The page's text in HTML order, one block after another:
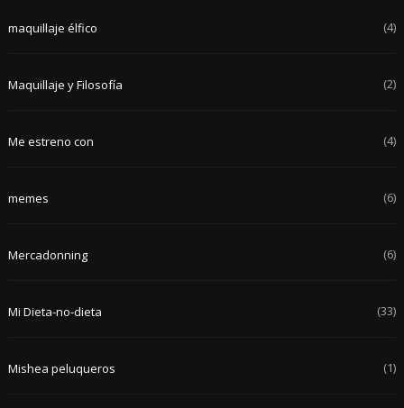
maquillaje élfico (4)
Maquillaje y Filosofía (2)
Me estreno con (4)
memes (6)
Mercadonning (6)
Mi Dieta-no-dieta (33)
Mishea peluqueros (1)